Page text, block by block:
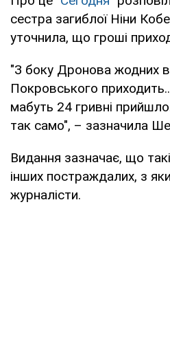
сестра загиблої Ніни
уточнила, що гроші
"З боку Дронова жодних
Покровського
мабуть 24 гривні
так само", – зазначила
Видання зазначає, що
інших постраждалих, з
журналісти.